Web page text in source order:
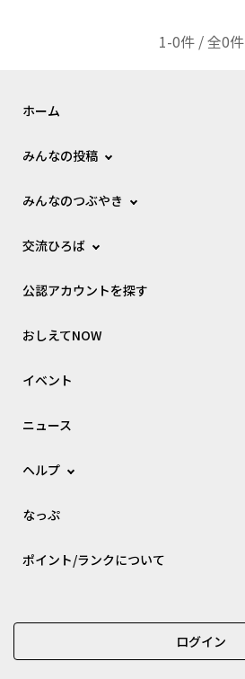
1-0件 / 全0件
ホーム
みんなの投稿
みんなのつぶやき
交流ひろば
公認アカウントを探す
おしえてNOW
イベント
ニュース
ヘルプ
なっぷ
ポイント/ランクについて
ログイン